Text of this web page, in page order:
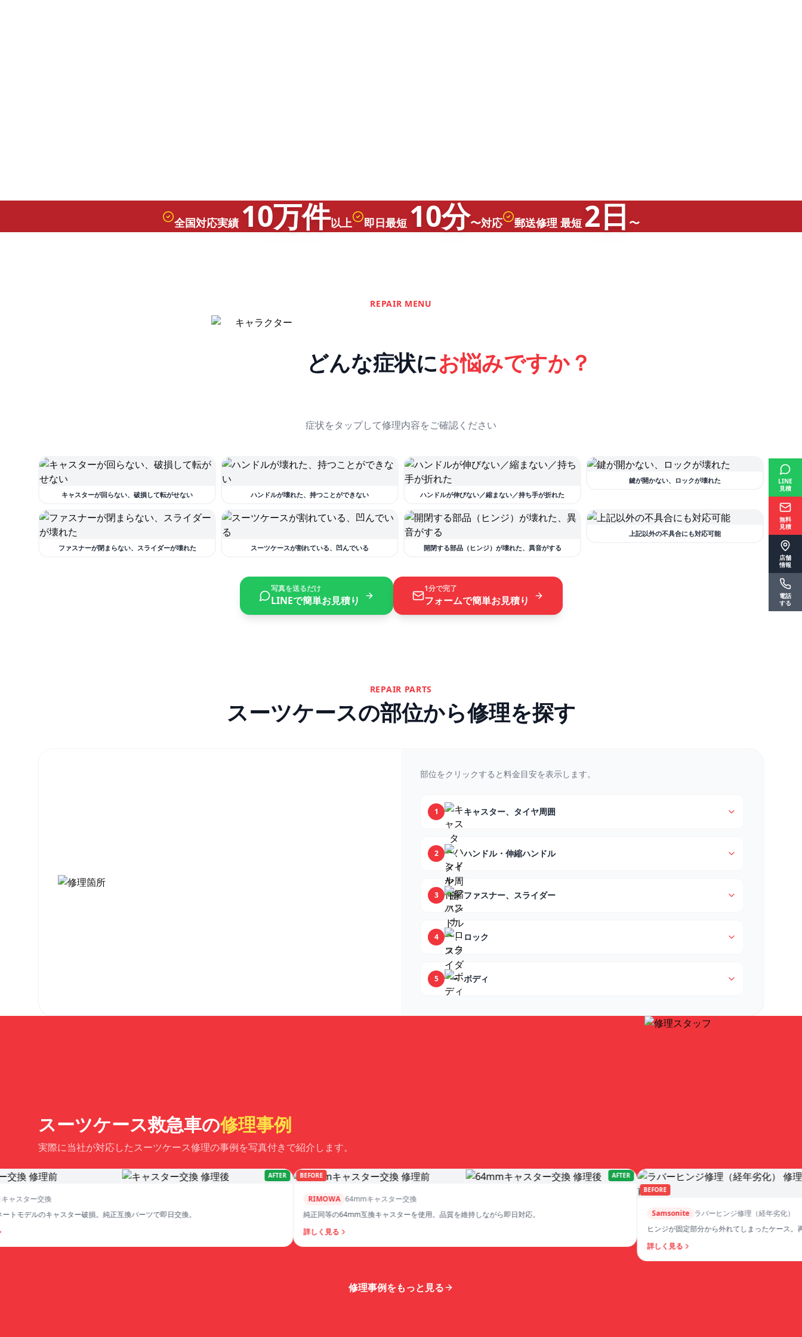
LINE
見積
無料
見積
店舗
情報
電話
する
全国対応実績 10万件以上 即日最短 10分〜対応 郵送修理 最短 2日 〜
REPAIR MENU
どんな症状にお悩みですか？
症状をタップして修理内容をご確認ください
キャスターが回らない、破損して転がせない ハンドルが壊れた、持つことができない ハンドルが伸びない／縮まない／持ち手が折れた
鍵が開かない、ロックが壊れた
ファスナーが閉まらない、スライダーが壊れた スーツケースが割れている、凹んでいる 開閉する部品（ヒンジ）が壊れた、異音がする
上記以外の不具合にも対応可能
写真を送るだけ
LINEで簡単お見積り
1分で完了
フォームで簡単お見積り
REPAIR PARTS
スーツケースの部位から修理を探す
部位をクリックすると料金目安を表示します。
1 キャスター、タイヤ周囲
2 ハンドル・伸縮ハンドル
3 ファスナー、スライダー
4 ロック
5 ボディ
スーツケース救急車の修理事例
実際に当社が対応したスーツケース修理の事例を写真付きで紹介します。
AFTER
ター交換
デルのキャスター破損。純正互換パーツで即日交換。
BEFORE AFTER
RIMOWA 64mmキャスター交換
純正同等の64mm互換キャスターを使用。品質を維持しながら即日対応。
詳しく見る
BEFORE
Samsonite ラバーヒンジ修理（経年劣化）
ヒンジが固定部分から外れてしまったケース。再
詳しく見る
修理事例をもっと見る